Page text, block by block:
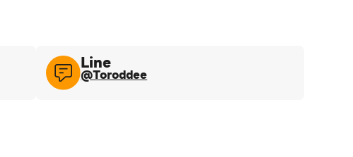
Line​
@Toroddee​